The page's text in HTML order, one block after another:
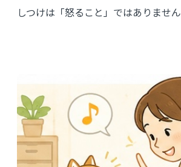
しつけは「怒ること」ではありません